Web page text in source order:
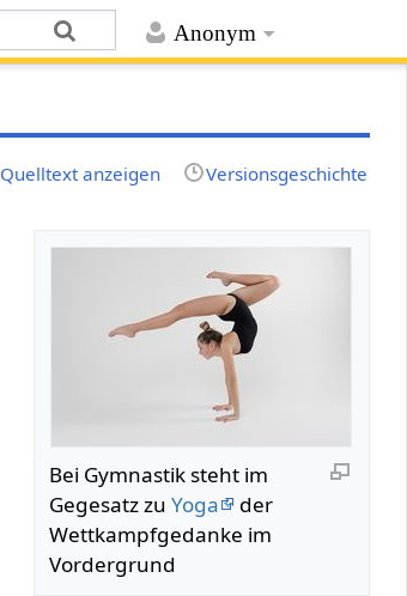
Anonym
Quelltext anzeigen Versionsgeschichte
Bei Gymnastik steht im
Gegesatz zuYoga
der
Wettkampfgedanke im
Vordergrund